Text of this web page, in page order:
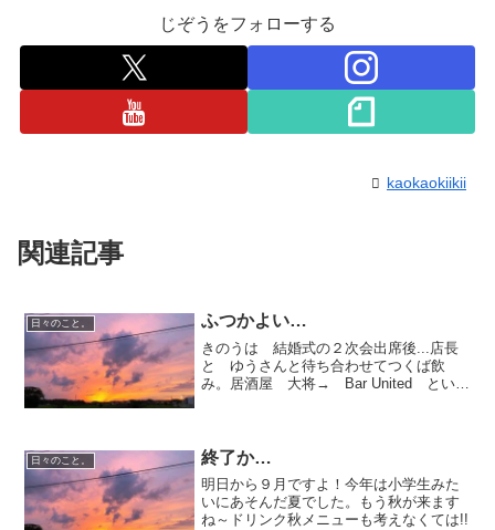
じぞうをフォローする
kaokaokiikii
関連記事
日々のこと。 ふつかよい…
きのうは 結婚式の２次会出席後...店長
と ゆうさんと待ち合わせてつくば飲
み。居酒屋 大将→ Bar United という
様です。...
日々のこと。 終了か…
明日から９月ですよ！今年は小学生みた
いにあそんだ夏でした。もう秋が来ます
ね～ドリンク秋メニューも考えなくては!!